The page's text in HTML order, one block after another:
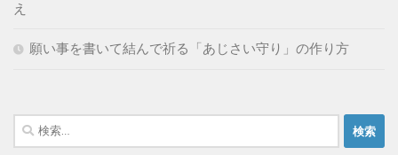
え
願い事を書いて結んで祈る「あじさい守り」の作り方
検
索: